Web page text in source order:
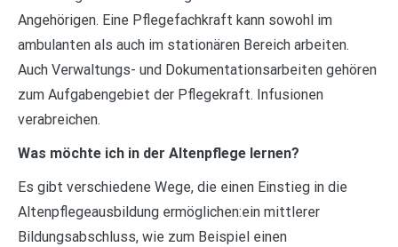
Angehörigen. Eine Pflegefachkraft kann sowohl im
ambulanten als auch im stationären Bereich arbeiten.
Auch Verwaltungs- und Dokumentationsarbeiten gehören
zum Aufgabengebiet der Pflegekraft. Infusionen
verabreichen.
Was möchte ich in der Altenpflege lernen?
Es gibt verschiedene Wege, die einen Einstieg in die
Altenpflegeausbildung ermöglichen:ein mittlerer
Bildungsabschluss, wie zum Beispiel einen